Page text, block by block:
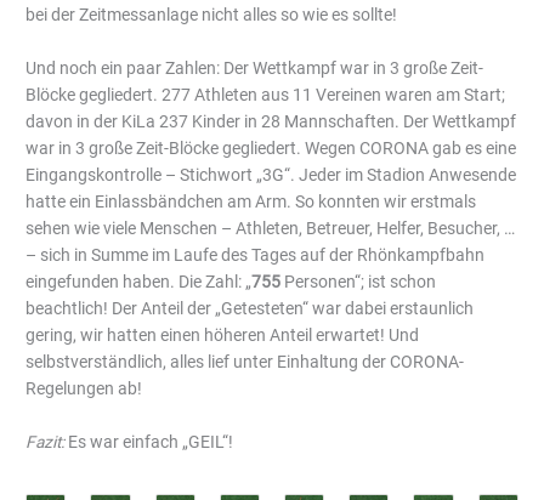
bei der Zeitmessanlage nicht alles so wie es sollte!
Und noch ein paar Zahlen: Der Wettkampf war in 3 große Zeit-
Blöcke gegliedert. 277 Athleten aus 11 Vereinen waren am Start;
davon in der KiLa 237 Kinder in 28 Mannschaften. Der Wettkampf
war in 3 große Zeit-Blöcke gegliedert. Wegen CORONA gab es eine
Eingangskontrolle – Stichwort „3G“. Jeder im Stadion Anwesende
hatte ein Einlassbändchen am Arm. So konnten wir erstmals
sehen wie viele Menschen – Athleten, Betreuer, Helfer, Besucher, …
– sich in Summe im Laufe des Tages auf der Rhönkampfbahn
eingefunden haben. Die Zahl: „755 Personen“; ist schon
beachtlich! Der Anteil der „Getesteten“ war dabei erstaunlich
gering, wir hatten einen höheren Anteil erwartet! Und
selbstverständlich, alles lief unter Einhaltung der CORONA-
Regelungen ab!
Fazit:Es war einfach „GEIL“!